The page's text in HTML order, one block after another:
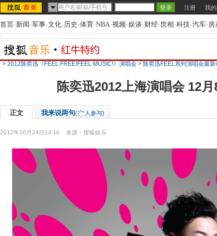
注册 我
首页-新闻-军事-文化-历史-体育-NBA-视频-娱谈-财经-世相-科技-汽车-房
> 2012陈奕迅《FEEL FREE!FEEL MUSIC!》演唱会 > 陈奕迅FEEL系列演唱会最新
陈奕迅2012上海演唱会 12
正文 我来说两句( 人参与)
2012年10月24日14:16 来源： 搜狐娱乐